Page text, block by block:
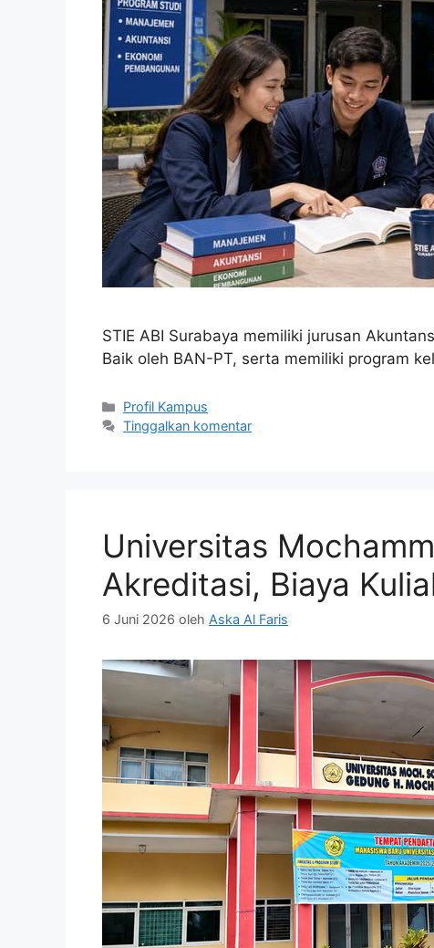
STIE ABI Surabaya memiliki jurusan
Baik oleh BAN-PT, serta memiliki program
Kategori
Profil Kampus
Tinggalkan komentar
Universitas
Akreditasi, Biaya
6 Juni 2026 oleh Aska Al Faris